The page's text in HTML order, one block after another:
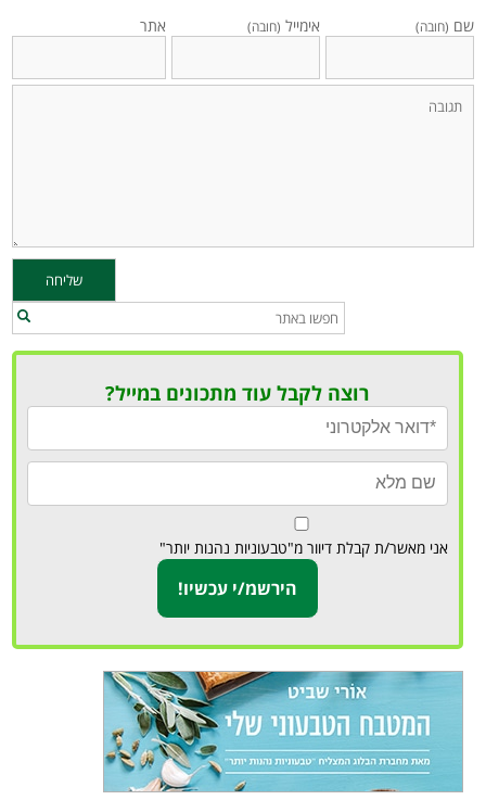
שם (חובה) אימייל (חובה) אתר
רוצה לקבל עוד מתכונים במייל?
אני מאשר/ת קבלת דיוור מ"טבעוניות נהנות יותר"